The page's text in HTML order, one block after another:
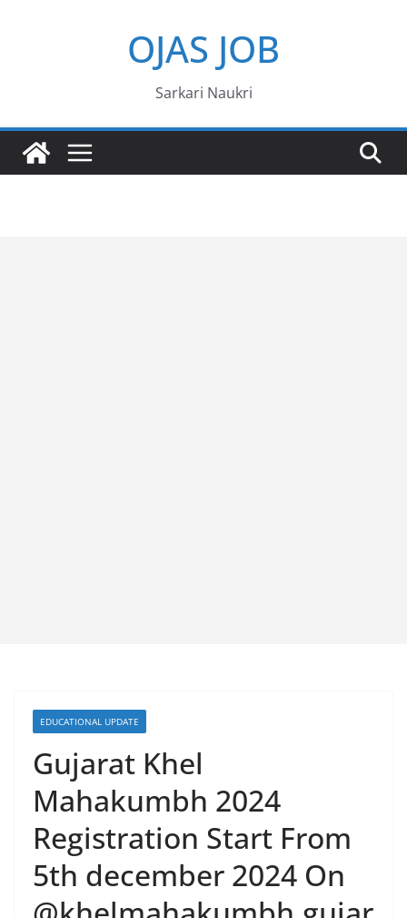
OJAS JOB
Sarkari Naukri
EDUCATIONAL UPDATE
Gujarat Khel
Mahakumbh 2024
Registration Start From
5th december 2024 On